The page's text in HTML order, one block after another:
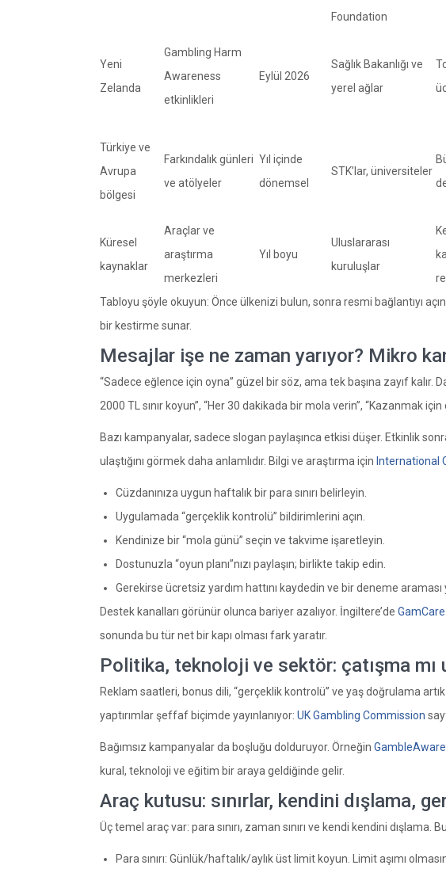
Foundation
Yeni
Zelanda
Gambling Harm
Awareness
etkinlikleri
Eylül 2026
Sağlık Bakanlığı ve
yerel ağlar
Türkiye ve
Avrupa
bölgesi
Farkındalık günleri
ve atölyeler
Yıl içinde
dönemsel
STK’lar, üniversiteler
Küresel
kaynaklar
Araçlar ve
araştırma
merkezleri
Yıl boyu
Uluslararası
kuruluşlar
Tabloyu şöyle okuyun: Önce ülkenizi bulun, sonra resmi bağlantıyı
bir kestirme sunar.
Mesajlar işe ne zaman yarıyor? Mikro
“Sadece eğlence için oyna” güzel bir söz, ama tek başına zayıf kalır.
2000 TL sınır koyun”, “Her 30 dakikada bir mola verin”, “Kazanmak
Bazı kampanyalar, sadece slogan paylaşınca etkisi düşer. Etkinlik
ulaştığını görmek daha anlamlıdır. Bilgi ve araştırma için International
Cüzdanınıza uygun haftalık bir para sınırı belirleyin.
Uygulamada “gerçeklik kontrolü” bildirimlerini açın.
Kendinize bir “mola günü” seçin ve takvime işaretleyin.
Dostunuzla “oyun planı”nızı paylaşın; birlikte takip edin.
Gerekirse ücretsiz yardım hattını kaydedin ve bir deneme araması
Destek kanalları görünür olunca bariyer azalıyor. İngiltere’de GamCare
sonunda bu tür net bir kapı olması fark yaratır.
Politika, teknoloji ve sektör: çatışma mı
Reklam saatleri, bonus dili, “gerçeklik kontrolü” ve yaş doğrulama
yaptırımlar şeffaf biçimde yayınlanıyor: UK Gambling Commission
Bağımsız kampanyalar da boşluğu dolduruyor. Örneğin GambleAware
kural, teknoloji ve eğitim bir araya geldiğinde gelir.
Araç kutusu: sınırlar, kendini dışlama,
Üç temel araç var: para sınırı, zaman sınırı ve kendi kendini dışlama.
Para sınırı: Günlük/haftalık/aylık üst limit koyun. Limit aşımı